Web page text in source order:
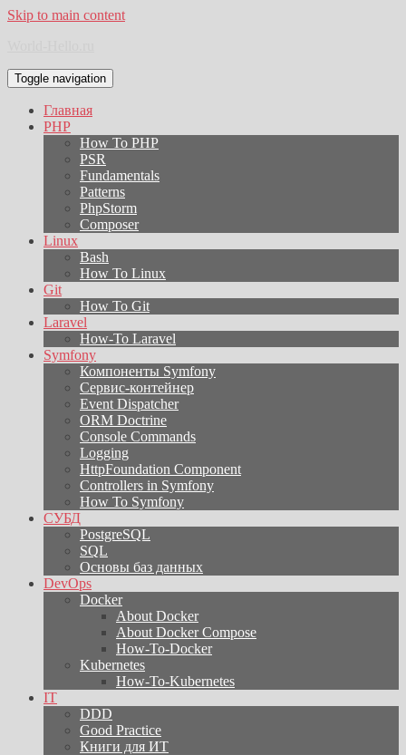
Skip to main content
Toggle navigation
Главная
PHP
How To PHP
PSR
Fundamentals
Patterns
PhpStorm
Composer
Linux
Bash
How To Linux
Git
How To Git
Laravel
How-To Laravel
Symfony
Компоненты Symfony
Сервис-контейнер
Event Dispatcher
ORM Doctrine
Console Commands
Logging
HttpFoundation Component
Controllers in Symfony
How To Symfony
СУБД
PostgreSQL
SQL
Основы баз данных
DevOps
Docker
About Docker
About Docker Compose
How-To-Docker
Kubernetes
How-To-Kubernetes
IT
DDD
Good Practice
Книги для ИТ